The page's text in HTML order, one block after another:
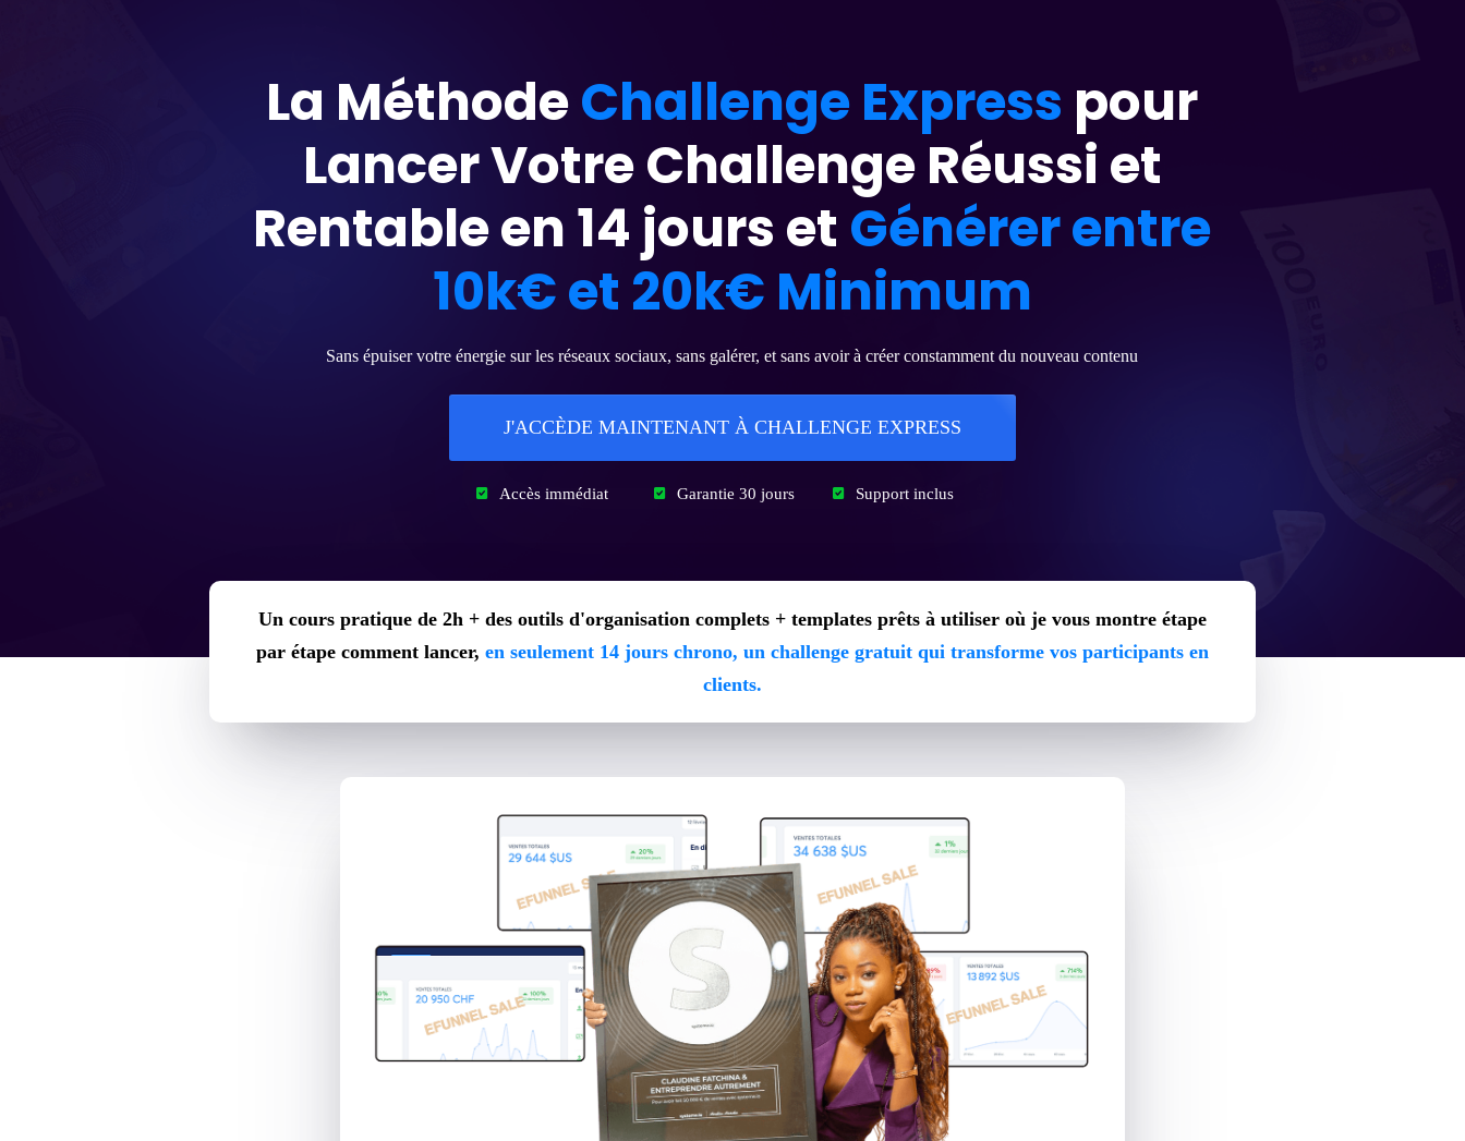
La MéthodeChallenge Express pour
Lancer Votre Challenge Réussi et
Rentable en 14 jours et Générer entre
10k€ et 20k€ Minimum
Sans épuiser votre énergie sur les réseaux sociaux, sans galérer, et sans avoir à créer constamment du nouveau contenu
J'ACCÈDE MAINTENANT À CHALLENGE EXPRESS
Accès immédiat Garantie 30 jours Support inclus
Un cours pratique de 2h + des outils d'organisation complets + templates prêts à utiliser où je vous montre étape
par étape comment lancer, en seulement 14 jours chrono, un challenge gratuit qui transforme vos participants en
clients.